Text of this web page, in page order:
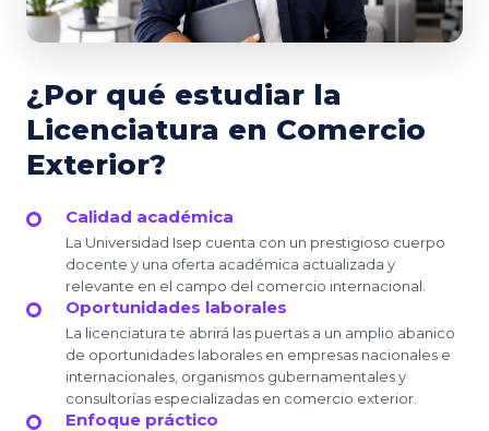
¿Por qué estudiar la
Licenciatura en Comercio
Exterior?
Calidad académica
La Universidad Isep cuenta con un prestigioso cuerpo
docente y una oferta académica actualizada y
relevante en el campo del comercio internacional.
Oportunidades laborales
La licenciatura te abrirá las puertas a un amplio abanico
de oportunidades laborales en empresas nacionales e
internacionales, organismos gubernamentales y
consultorías especializadas en comercio exterior.
Enfoque práctico